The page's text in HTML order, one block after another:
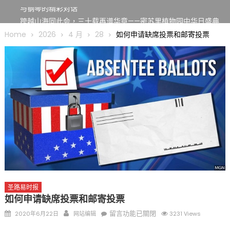
跨越山海同此会，三十载再谱华章——密苏里植物园中华日盛典
圣路易龙舟俱乐部5月16日龙舟体验日 邀请各界亲身体验划行乐
趣 + 水上竞速魅力
三十二载跨越时空的相逢
执掌密苏里植物园近四十年 致力推动全球植物多样性研究与中美
合作 Peter Raven 博士逝世 享年89岁
一晃三十年，初夏又相逢。中华日，等你来赴约 —— 密苏里植物
园“中华日三十周年特别报道（五）
筝声与琴韵交汇：刘励(Li Statler)与钢琴家Darek演绎一场古筝
与钢琴的精彩对话
Home 2026 4 月 28 如何申请缺席投票和邮寄投票
圣路易时报
如何申请缺席投票和邮寄投票
Posted
2020年6月22日 Author
网站编辑
在
留言功能已關閉 3231 Views